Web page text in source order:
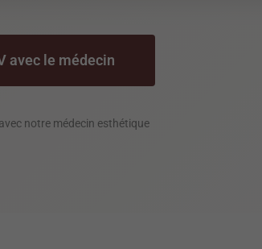
avec le médecin
notre médecin esthétique